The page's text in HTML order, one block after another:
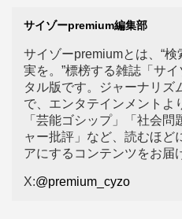
サイゾーpremium編集部
サイゾーpremiumとは、“
実を。”標榜する雑誌「サ
タル版です。ジャーナリズ
で、エンタテインメントよ
「芸能ゴシップ」「社会問
ャー批評」など、読むほど
アにするコンテンツをお届
X:@premium_cyzo